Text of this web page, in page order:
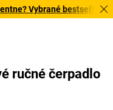
Vybrané bestsellery
ručné čerpadlo